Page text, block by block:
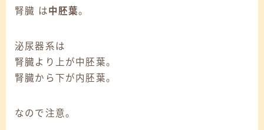
腎臓 は中胚葉。
泌尿器系は
腎臓より上が中胚葉。
腎臓から下が内胚葉。
なので注意。